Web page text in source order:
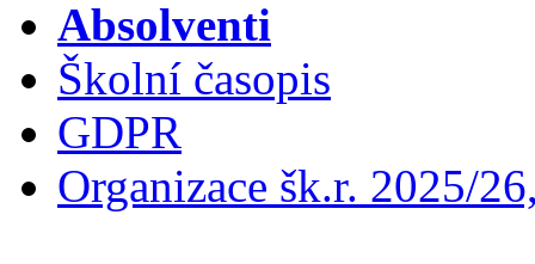
Absolventi
Školní časopis
GDPR
Organizace šk.r. 2025/